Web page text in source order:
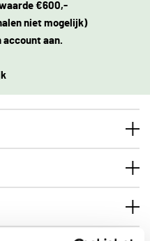
€600,-
niet mogelijk)
account aan.